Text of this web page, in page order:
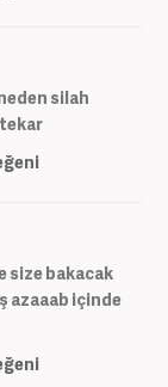
silah
bakacak
azaaab içinde